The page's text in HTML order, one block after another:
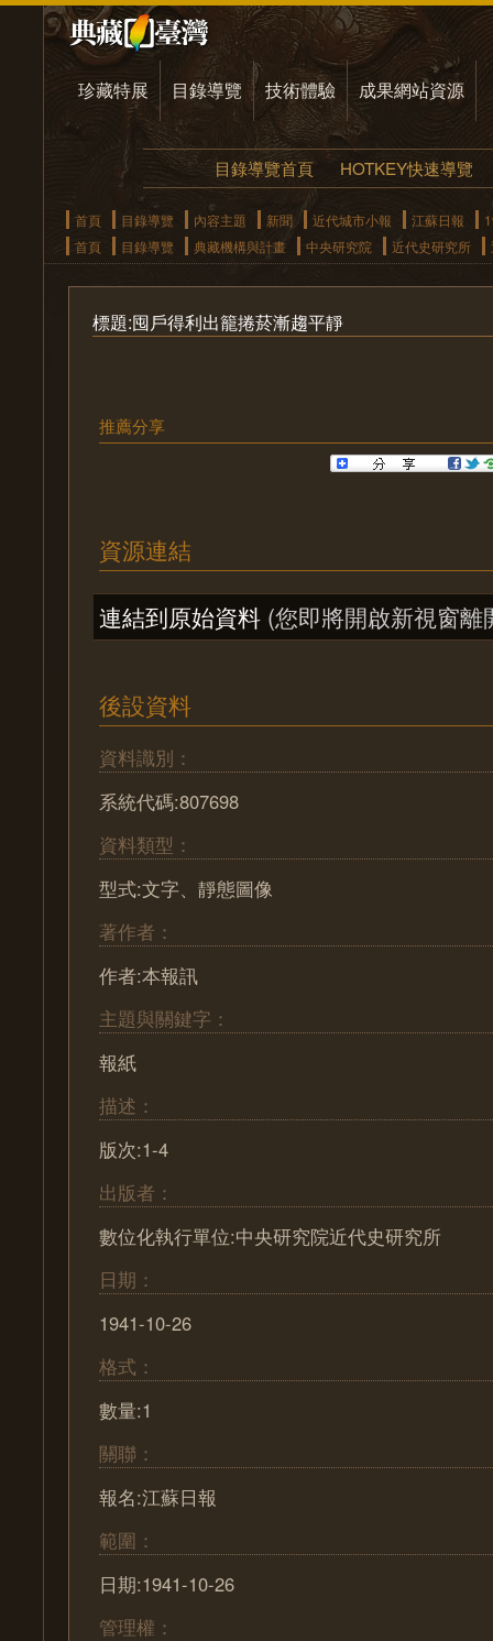
珍藏特展 目錄導覽 技術體驗 成果網站資源
目錄導覽首頁 HOTKEY快速導覽
首頁 目錄導覽 內容主題 新聞 近代城市小報 江蘇日報
首頁
目錄導覽 典藏機構與計畫 中央研究院 近代史研究所
標題:囤戶得利出籠捲菸漸趨平靜
推薦分享
資源連結
連結到原始資料 (您即將開啟新視窗離
後設資料
資料識別：
系統代碼:807698
資料類型：
型式:文字、靜態圖像
著作者：
作者:本報訊
主題與關鍵字：
報紙
描述：
版次:1-4
出版者：
數位化執行單位:中央研究院近代史研究所
日期：
1941-10-26
格式：
數量:1
關聯：
報名:江蘇日報
範圍：
日期:1941-10-26
管理權：